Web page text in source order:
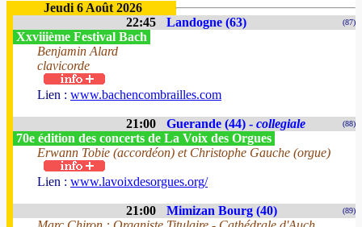
Jeudi 6 Août 2026
22:45
Landogne (63) (87)
Xxviiième Festival Bach
Benjamin Alard
clavicorde
Lien : www.bachencombrailles.com
21:00 Guerande (44) - collegiale (88)
70e édition des concerts de La Voix des Orgues
Erwann Tobie (accordéon) et Christophe Gauche (orgue)
Lien : www.lavoixdesorgues.org/
21:00 Mimizan Bourg (40) (89)